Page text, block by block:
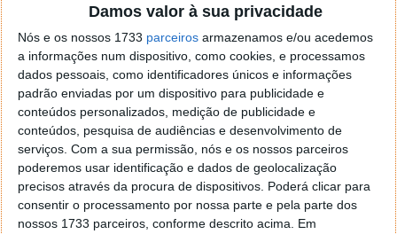
Damos valor à sua privacidade
Nós e os nossos 1733 parceiros armazenamos e/ou acedemos
a informações num dispositivo, como cookies, e processamos
dados pessoais, como identificadores únicos e informações
padrão enviadas por um dispositivo para publicidade e
conteúdos personalizados, medição de publicidade e
conteúdos, pesquisa de audiências e desenvolvimento de
serviços. Com a sua permissão, nós e os nossos parceiros
poderemos usar identificação e dados de geolocalização
precisos através da procura de dispositivos. Poderá clicar para
consentir o processamento por nossa parte e pela parte dos
nossos 1733 parceiros, conforme descrito acima. Em
de control tudo e nada. Tou a comecar a desesperar, ate ja
tentei apagar o explorer na tentativa de forçar o uso do
firefox mas em vao. Kaso te lembres de outra dica fico
agradecido, caso contrario obrigado a mesma
Responder
Vítor M.
7 de Novembro de 2005 às 01:39
@Reporter
Desculpa mas o link funciona. Seja como for segue por mail
o MSn Messenger 8.
Responder